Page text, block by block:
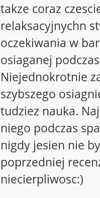
takze coraz
relaksacyjnychn
oczekiwania w
osiaganej
Niejednokrotnie
szybszego
tudziez nauka.
niego podczas
nigdy jesien nie
poprzedniej
niecierpliwosc:)